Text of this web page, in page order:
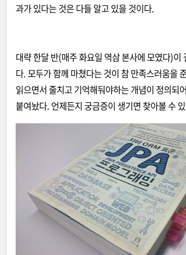
과가 있다는 것은 다들 알고 있을 것이다.
대략 한달 반(매주 화요일 역삼 본사에 모였다)이
다. 모두가 함께 마쳤다는 것이 참 만족스러움을
읽으면서 줄치고 기억해둬야하는 개념이 정의되
붙여놨다. 언제든지 궁금증이 생기면 찾아볼 수